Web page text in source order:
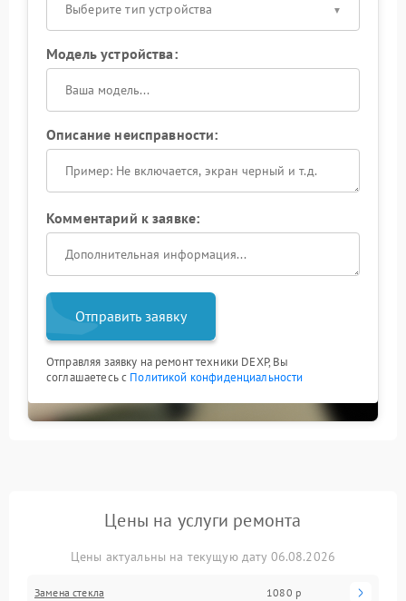
Выберите тип устройства
Модель устройства:
Описание неисправности:
Комментарий к заявке:
Отправить заявку
Отправляя заявку на ремонт техники DEXP, Вы
соглашаетесь с Политикой конфиденциальности
Цены на услуги ремонта
Цены актуальны на текущую дату 06.08.2026
Замена стекла 1080 р